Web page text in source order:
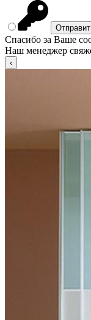
Спасибо за Ваше
Наш менеджер